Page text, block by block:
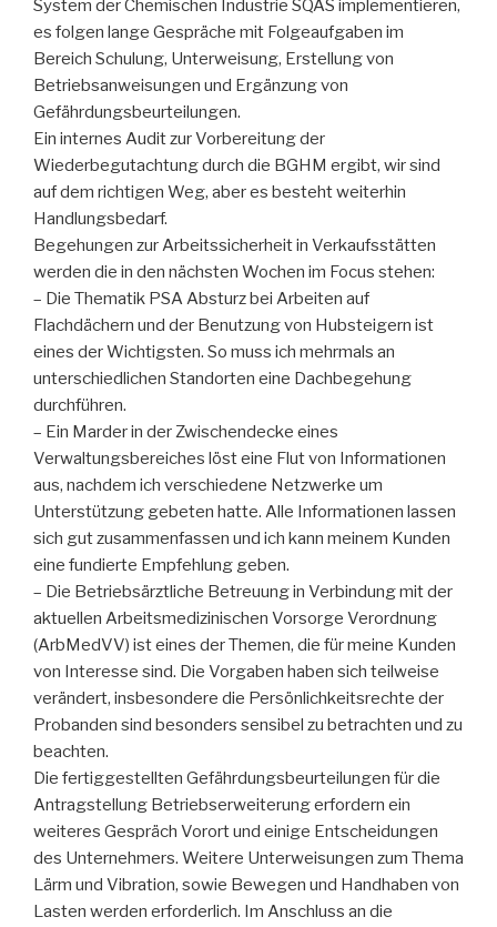
System der Chemischen Industrie SQAS implementieren,
es folgen lange Gespräche mit Folgeaufgaben im
Bereich Schulung, Unterweisung, Erstellung von
Betriebsanweisungen und Ergänzung von
Gefährdungsbeurteilungen.
Ein internes Audit zur Vorbereitung der
Wiederbegutachtung durch die BGHM ergibt, wir sind
auf dem richtigen Weg, aber es besteht weiterhin
Handlungsbedarf.
Begehungen zur Arbeitssicherheit in Verkaufsstätten
werden die in den nächsten Wochen im Focus stehen:
– Die Thematik PSA Absturz bei Arbeiten auf
Flachdächern und der Benutzung von Hubsteigern ist
eines der Wichtigsten. So muss ich mehrmals an
unterschiedlichen Standorten eine Dachbegehung
durchführen.
– Ein Marder in der Zwischendecke eines
Verwaltungsbereiches löst eine Flut von Informationen
aus, nachdem ich verschiedene Netzwerke um
Unterstützung gebeten hatte. Alle Informationen lassen
sich gut zusammenfassen und ich kann meinem Kunden
eine fundierte Empfehlung geben.
– Die Betriebsärztliche Betreuung in Verbindung mit der
aktuellen Arbeitsmedizinischen Vorsorge Verordnung
(ArbMedVV) ist eines der Themen, die für meine Kunden
von Interesse sind. Die Vorgaben haben sich teilweise
verändert, insbesondere die Persönlichkeitsrechte der
Probanden sind besonders sensibel zu betrachten und zu
beachten.
Die fertiggestellten Gefährdungsbeurteilungen für die
Antragstellung Betriebserweiterung erfordern ein
weiteres Gespräch Vorort und einige Entscheidungen
des Unternehmers. Weitere Unterweisungen zum Thema
Lärm und Vibration, sowie Bewegen und Handhaben von
Lasten werden erforderlich. Im Anschluss an die